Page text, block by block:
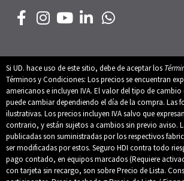
Si UD. hace uso de este sitio, debe de aceptar los
Términos y Condiciones: Los precios se encuentran
americanos e incluyen IVA. El valor del tipo de
puede cambiar dependiendo el día de la compra. Las
ilustrativas. Los precios incluyen IVA salvo que
contrario, y están sujetos a cambios sin previo aviso.
publicadas son suministradas por los respectivos
ser modificadas por estos. Seguro HDI contra todo
pago contado, en equipos marcados (Requiere
con tarjeta sin recargo, son sobre Precio de Lista.